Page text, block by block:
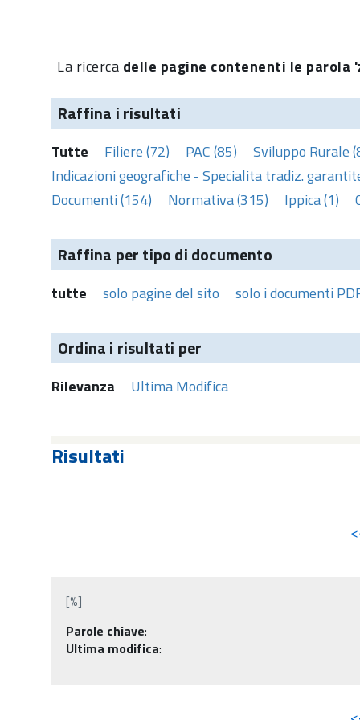
La ricerca delle pagine contenenti le
Raffina i risultati
Tutte Filiere (72) PAC (85) Sviluppo Rurale
Indicazioni geografiche - Specialita tradiz.
Documenti (154)
Normativa (315) Ippica (1)
Raffina per tipo di documento
tutte solo pagine del sito solo i documenti
Ordina i risultati per
Rilevanza Ultima Modifica
Risultati
[%]
Parole chiave:
Ultima modifica: